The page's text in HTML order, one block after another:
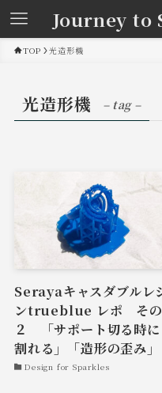
Journey to
TOP 光造形機
光造形機 – tag –
Serayaキャスダブルレ
ンtrueblue レポ その
２ 「サポート切る時に
割れる」「造形の歪み」
Design for Sparkles